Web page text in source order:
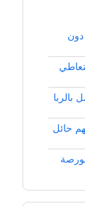
دون
بالربا
حائل